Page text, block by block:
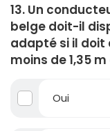
13. Un
belge doit-il
adapté si il
moins de 1,35
Oui